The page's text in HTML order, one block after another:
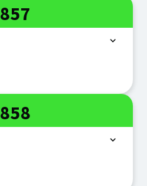
Linie
857
Linie
858